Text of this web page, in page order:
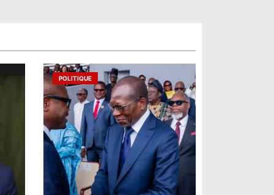
POLITIQUE